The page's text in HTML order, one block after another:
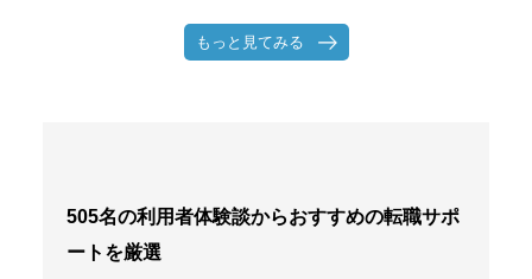
もっと見てみる
505名の利用者体験談からおすすめの転職サポ
ートを厳選